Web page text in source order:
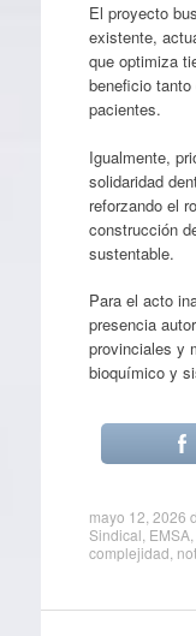
El proyecto
existente,
que optimiza
beneficio
pacientes.
Igualmente,
solidaridad
reforzando el
construcción
sustentable.
Para el acto
presencia
provinciales y
bioquímico y
mayo 12, 2026
Sindical EMSA,
complejidad